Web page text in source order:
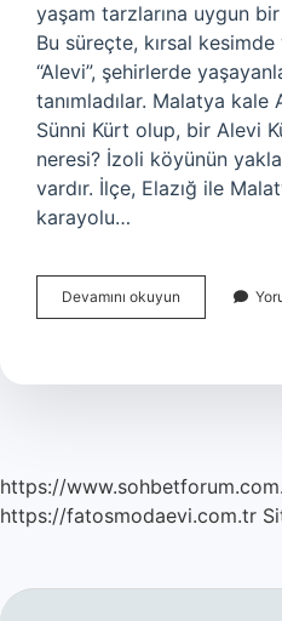
yaşam tarzlarına uygun
Bu süreçte, kırsal
“Alevi”, şehirlerde
tanımladılar. Malatya kale
Sünni Kürt olup, bir Alevi
neresi? İzoli köyünün
vardır. İlçe, Elazığ ile
karayolu…
Devamını okuyun Malatya
Izollu
https://
https://fatosmodaevi.com.tr